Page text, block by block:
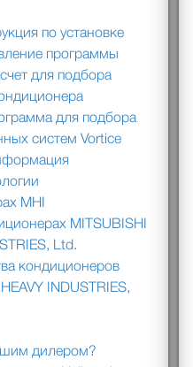
по установке
программы
для подбора
для подбора
систем Vortice
MHI
MITSUBISHI
Ltd.
кондиционеров
INDUSTRIES,
дилером?